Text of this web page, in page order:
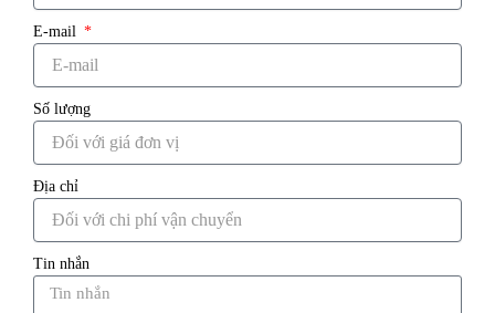
E-mail
Số lượng
Địa chỉ
Tin nhắn